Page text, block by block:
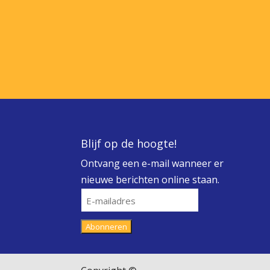
Blijf op de hoogte!
Ontvang een e-mail wanneer er
nieuwe berichten online staan.
E-
mailadres
Abonneren